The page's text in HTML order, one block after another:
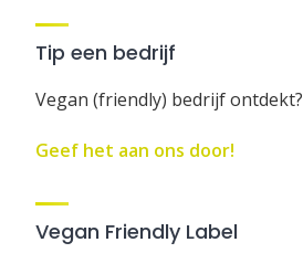
Tip een bedrijf
Vegan (friendly) bedrijf ontdekt?
Geef het aan ons door!
Vegan Friendly Label